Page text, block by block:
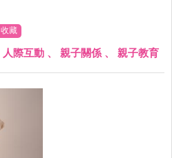
收藏
人際互動 、 親子關係 、 親子教育